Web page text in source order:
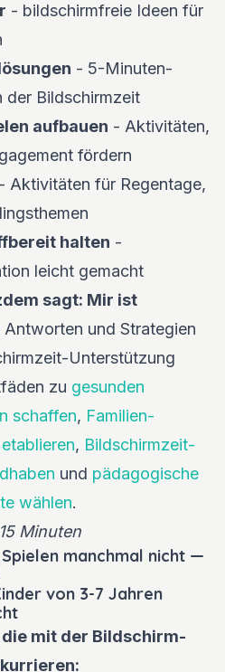
- bildschirmfreie Ideen für
- 5-Minuten-
Bildschirmzeit
aufbauen - Aktivitäten,
fördern
- Aktivitäten für Regentage,
halten -
leicht gemacht
sagt: Mir ist
und Strategien
Unterstützung
zu gesunden
schaffen, Familien-
, Bildschirmzeit-
und pädagogische
wählen.
Minuten
manchmal nicht —
von 3-7 Jahren
mit der Bildschirm-